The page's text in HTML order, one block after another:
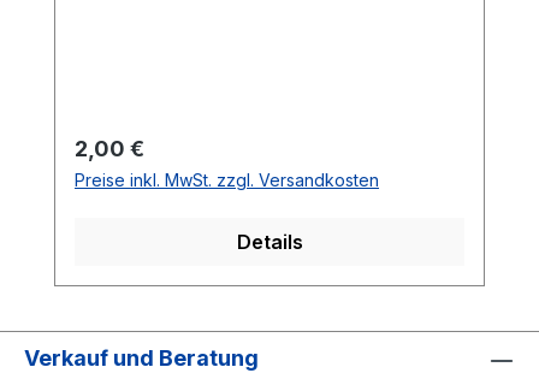
inklusive.Bei den Komplettschläger
müssen Sie KEINE Belag-Montage mit in
Regulärer Preis:
2,00 €
Preise inkl. MwSt. zzgl. Versandkosten
Details
Verkauf und Beratung